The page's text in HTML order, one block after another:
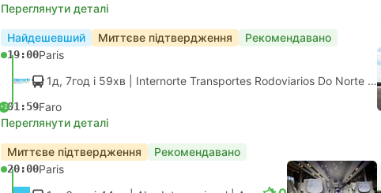
Переглянути деталі
Найдешевший Миттєве підтвердження Рекомендавано
19:00Paris
1д, 7год і 59хв | Internorte Transportes Rodoviarios Do Norte
+201:59Faro
Переглянути деталі
Миттєве підтвердження Рекомендавано
20:00Paris